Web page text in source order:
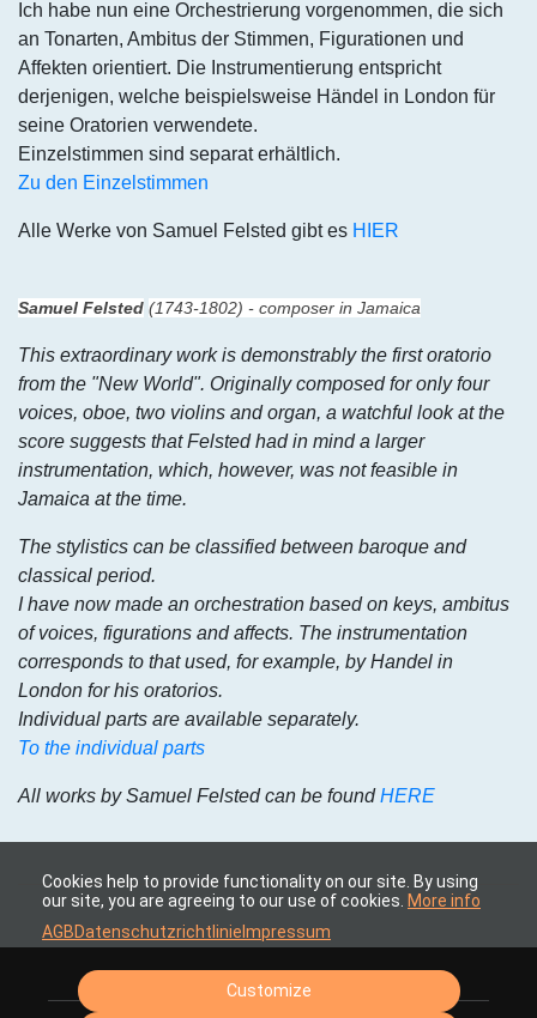
Ich habe nun eine Orchestrierung vorgenommen, die sich
an Tonarten, Ambitus der Stimmen, Figurationen und
Affekten orientiert. Die Instrumentierung entspricht
derjenigen, welche beispielsweise Händel in London für
seine Oratorien verwendete.
Einzelstimmen sind separat erhältlich.
Zu den Einzelstimmen
Alle Werke von Samuel Felsted gibt es HIER
Samuel Felsted (1743-1802) - composer in Jamaica
This extraordinary work is demonstrably the first oratorio
from the "New World". Originally composed for only four
voices, oboe, two violins and organ, a watchful look at the
score suggests that Felsted had in mind a larger
instrumentation, which, however, was not feasible in
Jamaica at the time.
The stylistics can be classified between baroque and
classical period.
I have now made an orchestration based on keys, ambitus
of voices, figurations and affects. The instrumentation
corresponds to that used, for example, by Handel in
London for his oratorios.
Individual parts are available separately.
To the individual parts
All works by Samuel Felsted can be foundHERE
Cookies help to provide functionality on our site. By using
our site, you are agreeing to our use of cookies. More info
AGBDatenschutzrichtlinie Impressum
Customize